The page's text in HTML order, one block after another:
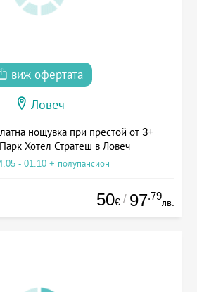
виж офертата
Ловеч
нощувка при престой от 3+
Хотел Стратеш в Ловеч
- 01.10 + полупансион
50€ / 97.79
лв.